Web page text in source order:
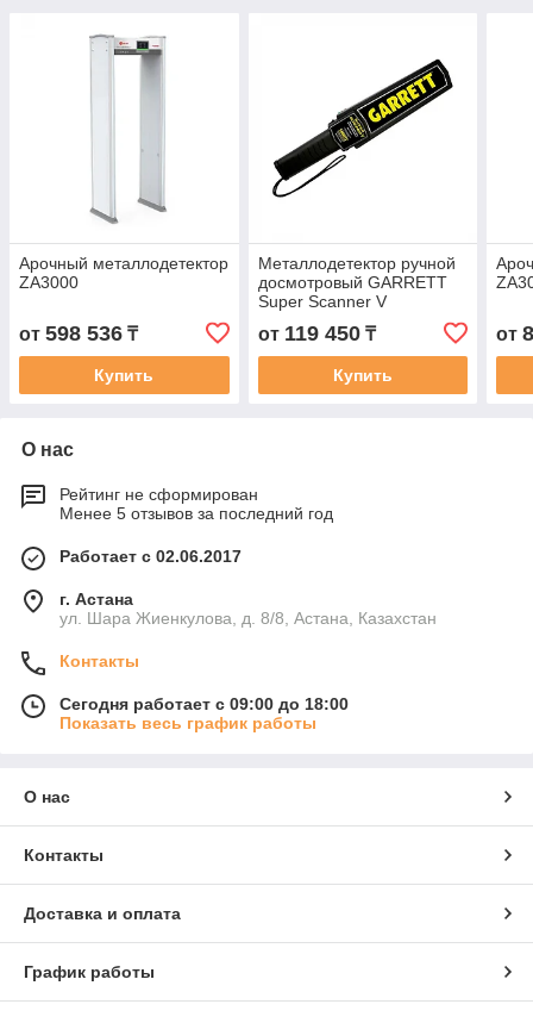
Арочный металлодетектор
ZA3000
от 598 536 ₸
Купить
Металлодетектор ручной
досмотровый GARRETT
Super Scanner V
от 119 450₸
Купить
от
О нас
Рейтинг не сформирован
Менее 5 отзывов за последний год
Работает с 02.06.2017
г. Астана
ул. Шара Жиенкулова, д. 8/8, Астана, Казахстан
Контакты
Сегодня работает с 09:00 до 18:00
Показать весь график работы
О нас
Контакты
Доставка и оплата
График работы